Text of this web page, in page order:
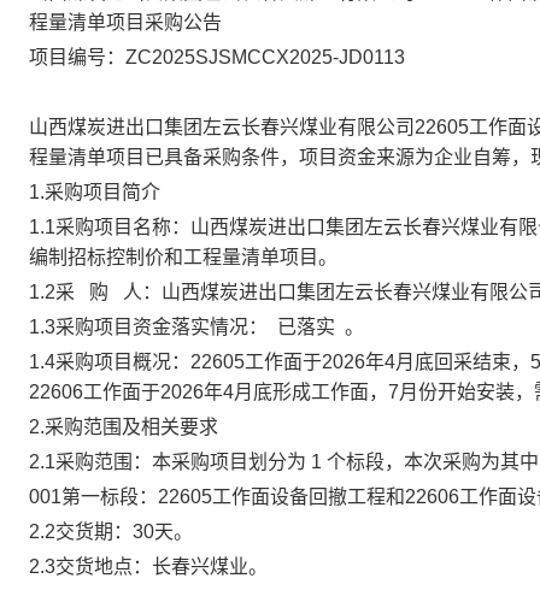
程量清单项目 采购公告
项目编号： ZC2025SJSMCCX2025-JD0113
山西煤炭进出口集团左云长春兴煤业有限公司 22605工作面
程量清单项目 已具备采购条件，项目资金来源为企业自筹，
1.采购项目简介
1.1采购项目名称：山西煤炭进出口集团左云长春兴煤业有
编制招标控制价和工程量清单项目。
1.2采 购 人：山西煤炭进出口集团左云长春兴煤业有限公
1.3采购项目资金落实情况：
已落实 。
1.4采购项目概况：22605工作面于2026年4月底回采结束
22606工作面于2026年4月底形成工作面，7月份开始安装
2.采购范围及相关要求
2.1采购范围：本采购项目划分为 1 个标段，本次采购为其
001第一标段： 22605工作面设备回撤工程和22606工作面
2.2交货期： 30天。
2.3交货地点： 长春兴煤业。